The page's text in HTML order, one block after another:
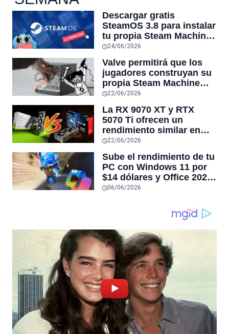
Descargar gratis
SteamOS 3.8 para instalar
tu propia Steam Machine
en tu PC
24/06/2026
Valve permitirá que los
jugadores construyan su
propia Steam Machine
con las piezas que
22/06/2026
La RX 9070 XT y RTX
5070 Ti ofrecen un
rendimiento similar en
juegos exigentes, pero la
hasta $300 dólares menos
que la NVIDIA
22/06/2026
Sube el rendimiento de tu
PC con Windows 11 por
$14 dólares y Office 2024
por $18 en venta
06/06/2026